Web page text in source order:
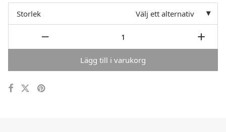
Storlek Välj ett alternativ
Lägg till i varukorg